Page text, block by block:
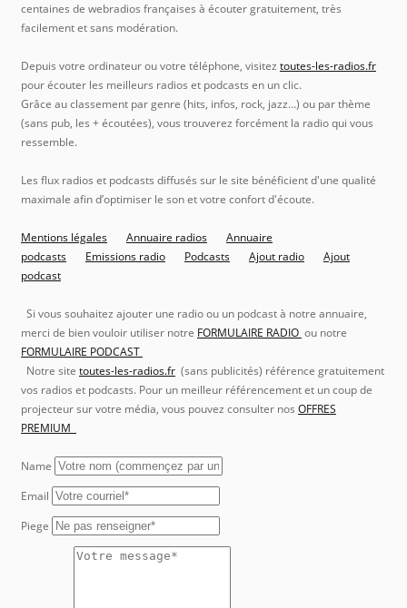
centaines de webradios françaises à écouter gratuitement, très
facilement et sans modération.
Depuis votre ordinateur ou votre téléphone, visitez toutes-les-radios.fr
pour écouter les meilleurs radios et podcasts en un clic.
Grâce au classement par genre (hits, infos, rock, jazz…) ou par thème
(sans pub, les + écoutées), vous trouverez forcément la radio qui vous
ressemble.
Les flux radios et podcasts diffusés sur le site bénéficient d'une qualité
maximale afin d’optimiser le son et votre confort d'écoute.
Mentions légales Annuaire radios
Annuaire
podcasts
Emissions radio Podcasts Ajout radio
Ajout
podcast
Si vous souhaitez ajouter une radio ou un podcast à notre annuaire,
merci de bien vouloir utiliser notre FORMULAIRE RADIO ou notre
FORMULAIRE PODCAST
Notre site toutes-les-radios.fr (sans publicités) référence gratuitement
vos radios et podcasts. Pour un meilleur référencement et un coup de
projecteur sur votre média, vous pouvez consulter nos OFFRES
PREMIUM
Name
Email
Piege